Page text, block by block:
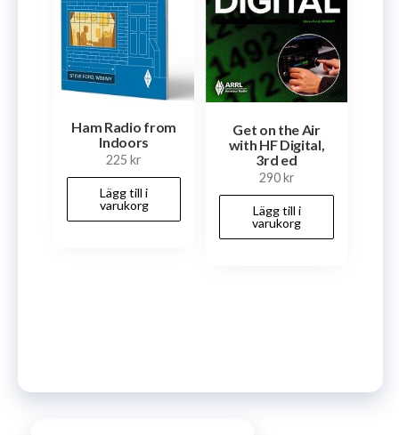
Ham Radio from
Indoors
225kr
Lägg till i
varukorg
Get on the Air
with HF Digital,
3rd ed
290kr
Lägg till i
varukorg